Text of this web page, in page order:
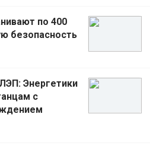
по 400
безопасность
Энергетики
с